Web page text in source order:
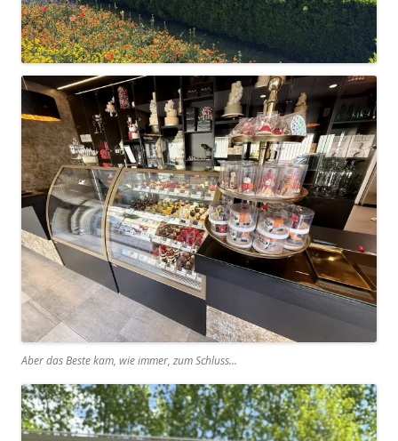
Aber das Beste kam, wie immer, zum Schluss…